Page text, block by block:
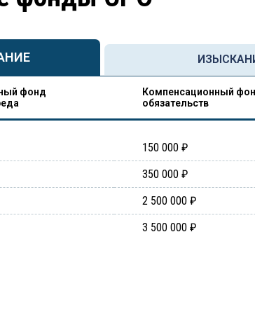
фонд
Компенсационный
обязательств
150 000 ₽
350 000 ₽
2 500 000 ₽
3 500 000 ₽